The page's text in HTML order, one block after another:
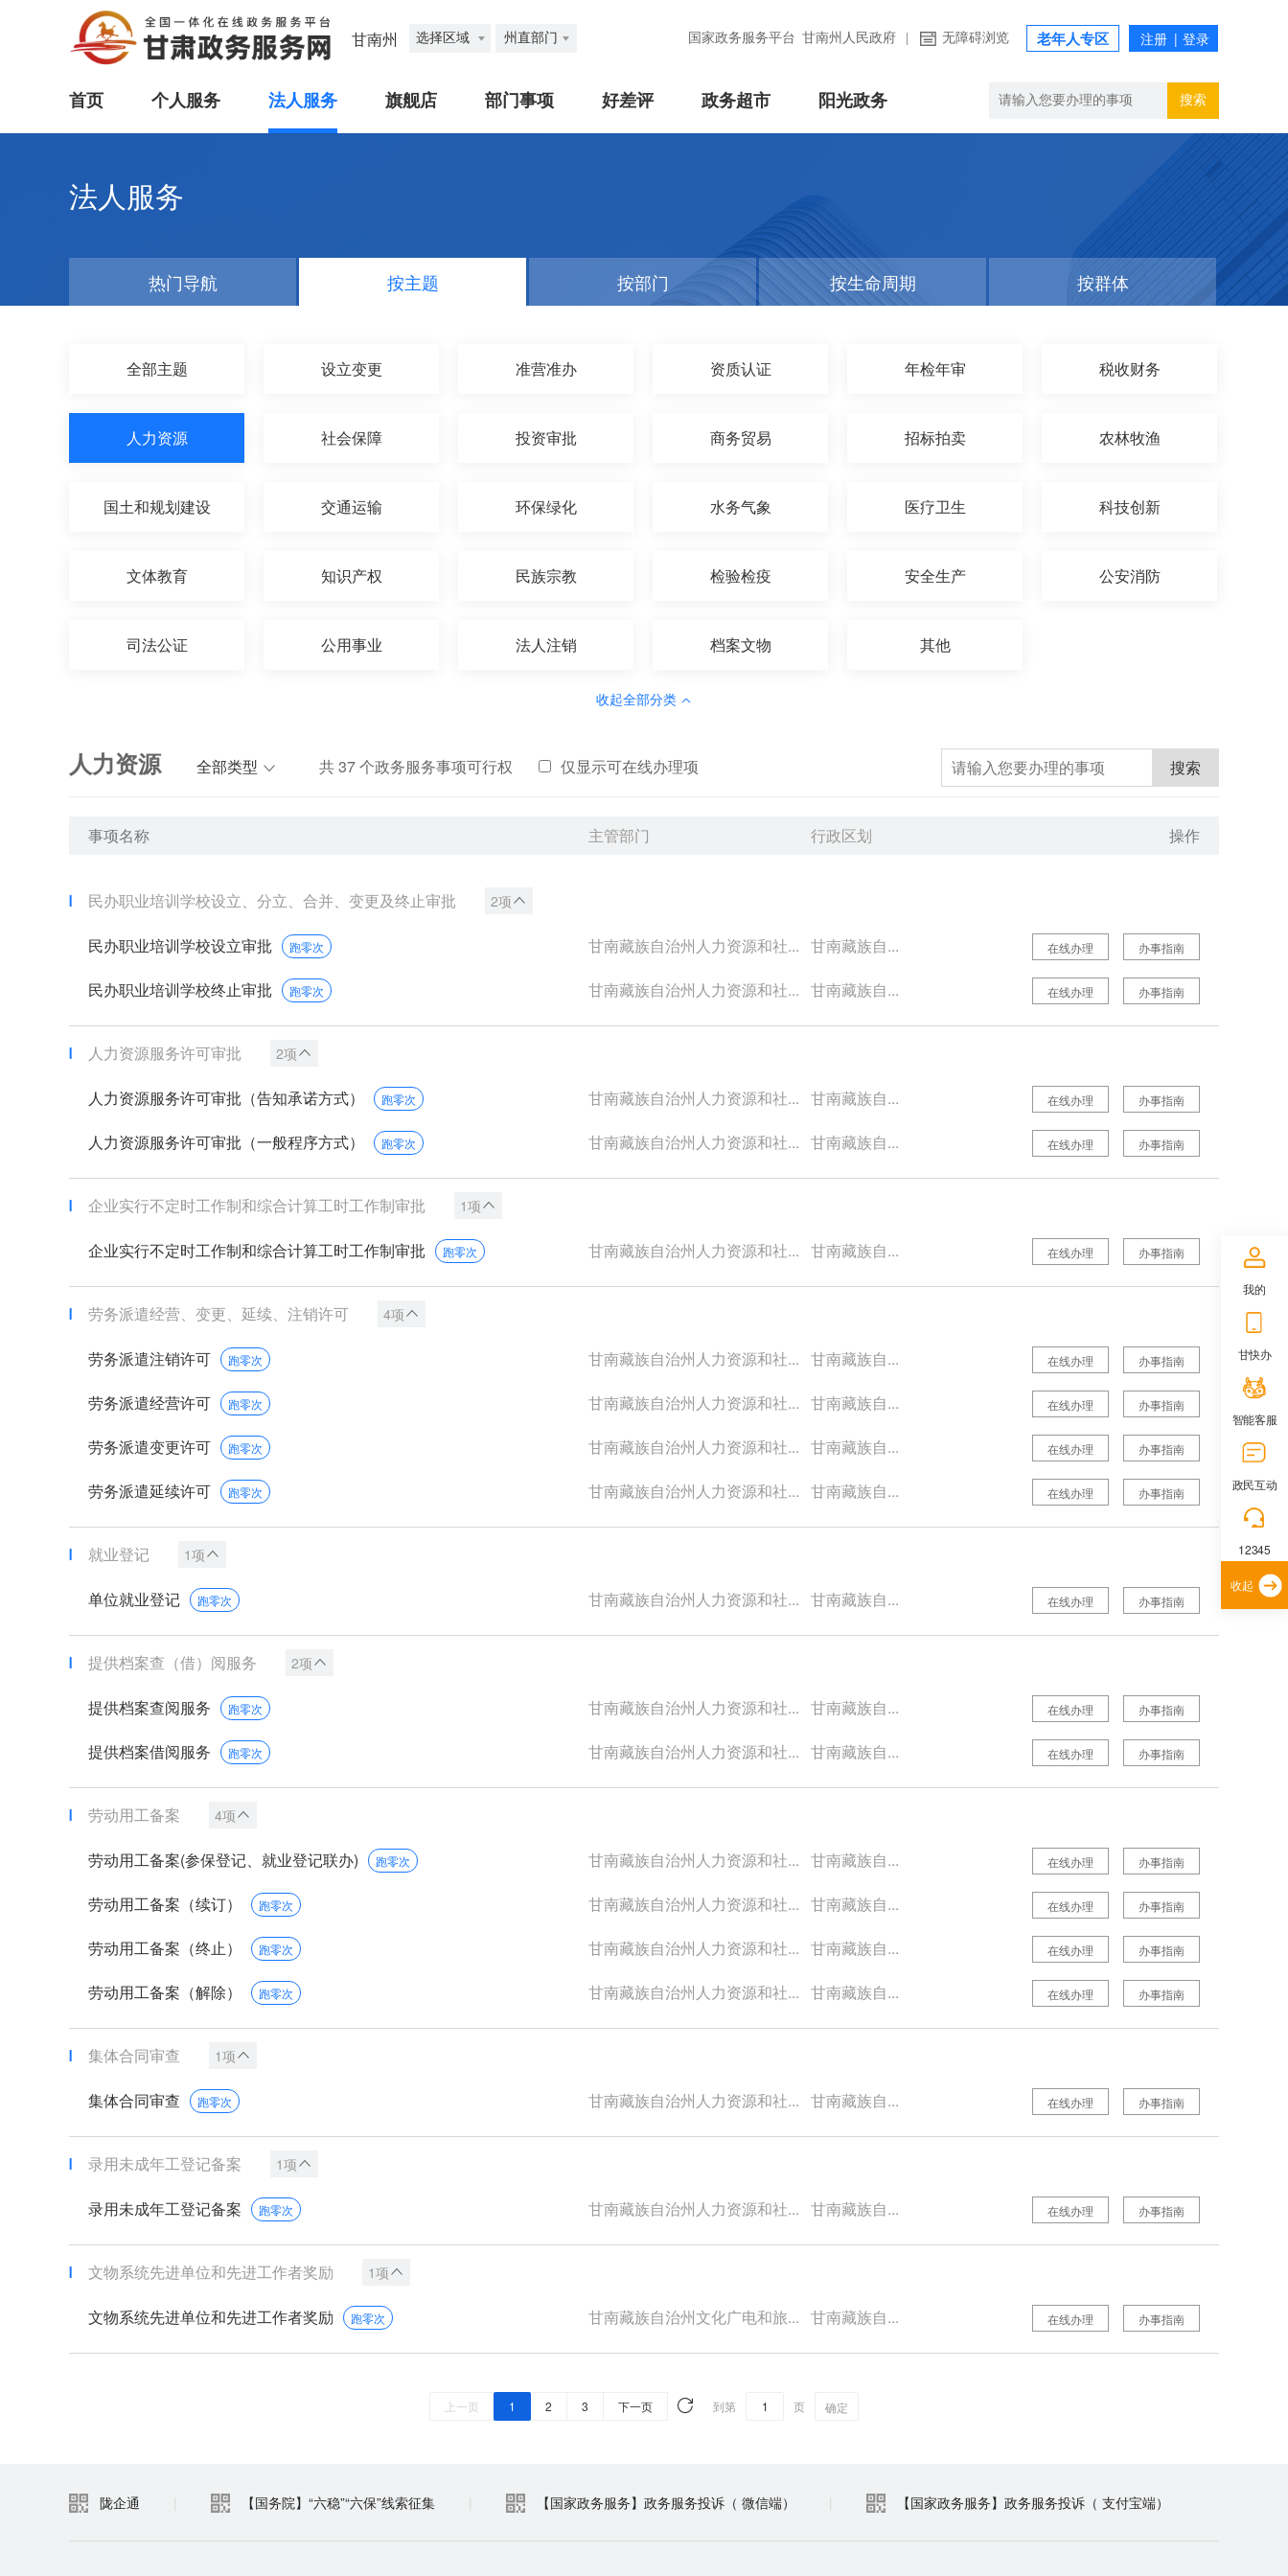
甘南州 选择区域 州直部门 国家政务服务平台 甘南州人民政府 无障碍浏览 老年人专区
首页 个人服务 法人服务 旗舰店 部门事项 好差评 政务超市 阳光政务 搜索
法人服务
热门导航 按主题 按部门 按生命周期 按群体
全部主题 设立变更 准营准办 资质认证 年检年审 税收财务
人力资源 社会保障 投资审批 商务贸易 招标拍卖 农林牧渔
国土和规划建设 交通运输 环保绿化 水务气象 医疗卫生 科技创新
文体教育 知识产权 民族宗教 检验检疫 安全生产 公安消防
司法公证 公用事业 法人注销 档案文物 其他
收起全部分类
人力资源 全部类型 共37个政务服务事项可行权 仅显示可在线办理项 搜索
事项名称 主管部门 行政区划 操作
民办职业培训学校设立、分立、合并、变更及终止审批 2项
民办职业培训学校设立审批 跑零次 甘南藏族自治州人力资源和社... 甘南藏族自... 办事指南
在线办理
民办职业培训学校终止审批 跑零次 甘南藏族自治州人力资源和社... 甘南藏族自... 办事指南
在线办理
人力资源服务许可审批 2项
人力资源服务许可审批（告知承诺方式） 跑零次 甘南藏族自治州人力资源和社... 甘南藏族自... 办事指南
在线办理
人力资源服务许可审批（一般程序方式） 跑零次 甘南藏族自治州人力资源和社... 甘南藏族自... 办事指南
在线办理
企业实行不定时工作制和综合计算工时工作制审批 1项
企业实行不定时工作制和综合计算工时工作制审批 跑零次 甘南藏族自治州人力资源和社... 甘南藏族自... 办事指南
在线办理
劳务派遣经营、变更、延续、注销许可 4项
劳务派遣注销许可 跑零次 甘南藏族自治州人力资源和社... 甘南藏族自... 办事指南
在线办理
劳务派遣经营许可 跑零次 甘南藏族自治州人力资源和社... 甘南藏族自... 办事指南
在线办理
劳务派遣变更许可 跑零次 甘南藏族自治州人力资源和社... 甘南藏族自... 办事指南
在线办理
劳务派遣延续许可 跑零次 甘南藏族自治州人力资源和社... 甘南藏族自... 办事指南
在线办理
就业登记 1项
单位就业登记 跑零次 甘南藏族自治州人力资源和社... 甘南藏族自... 办事指南
在线办理
提供档案查（借）阅服务 2项
提供档案查阅服务 跑零次 甘南藏族自治州人力资源和社... 甘南藏族自... 办事指南
在线办理
提供档案借阅服务 跑零次 甘南藏族自治州人力资源和社... 甘南藏族自... 办事指南
在线办理
劳动用工备案 4项
劳动用工备案(参保登记、就业登记联办) 跑零次 甘南藏族自治州人力资源和社... 甘南藏族自... 办事指南
在线办理
劳动用工备案（续订） 跑零次 甘南藏族自治州人力资源和社... 甘南藏族自... 办事指南
在线办理
劳动用工备案（终止） 跑零次 甘南藏族自治州人力资源和社... 甘南藏族自... 办事指南
在线办理
劳动用工备案（解除） 跑零次 甘南藏族自治州人力资源和社... 甘南藏族自... 办事指南
在线办理
集体合同审查 1项
集体合同审查 跑零次 甘南藏族自治州人力资源和社... 甘南藏族自... 办事指南
在线办理
录用未成年工登记备案 1项
录用未成年工登记备案 跑零次 甘南藏族自治州人力资源和社... 甘南藏族自... 办事指南
在线办理
文物系统先进单位和先进工作者奖励 1项
文物系统先进单位和先进工作者奖励 跑零次 甘南藏族自治州文化广电和旅... 甘南藏族自... 办事指南
在线办理
上一页 1 2 3 下一页 到第 页 确定
陇企通 【国务院】“六稳”“六保”线索征集 【国家政务服务】政务服务投诉（ 微信端） 【国家政务服务】政务服务投诉（ 支付宝端）
我的
甘快办
智能客服
政民互动
12345
收起